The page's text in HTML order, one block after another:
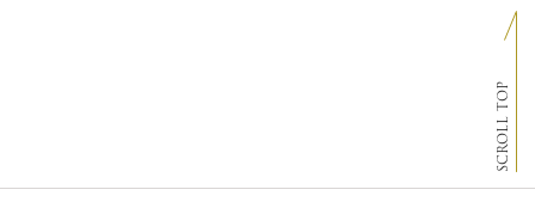
SCROLL TOP